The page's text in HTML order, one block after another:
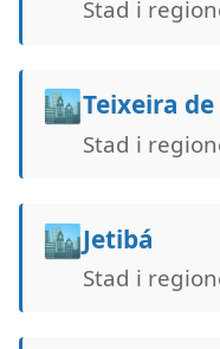
Stad i
🏙️Teixeira
Stad i
🏙️Jetibá
Stad i